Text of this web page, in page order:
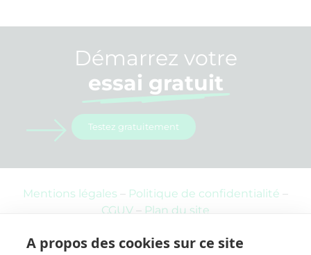
A propos des cookies sur ce site
Démarrez votre
essai gratuit
Testez gratuitement
Mentions légales – Politique de confidentialité –
CGUV – Plan du site